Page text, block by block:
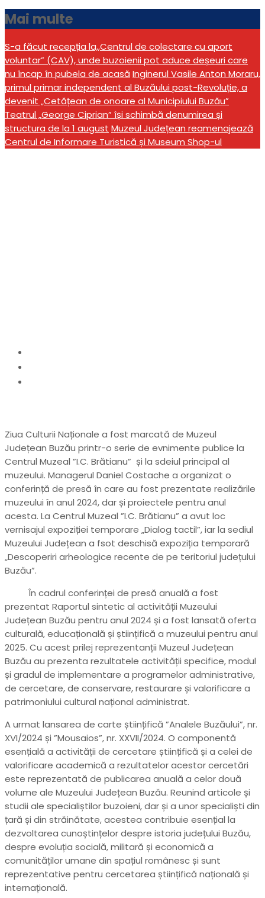
Mai multe
S-a făcut recepția la,,Centrul de colectare cu aport
voluntar” (CAV), unde buzoienii pot aduce deșeuri care
nu încap în pubela de acasă Inginerul Vasile Anton Moraru,
primul primar independent al Buzăului post-Revoluție, a
devenit „Cetățean de onoare al Municipiului Buzău”
Teatrul „George Ciprian” își schimbă denumirea și
structura de la 1 august Muzeul Județean reamenajează
Centrul de Informare Turistică și Museum Shop-ul
Ziua Culturii Naționale a fost marcată de Muzeul
Județean Buzău printr-o serie de evnimente publice la
Centrul Muzeal ”I.C. Brătianu” și la sdeiul principal al
muzeului. Managerul Daniel Costache a organizat o
conferință de presă în care au fost prezentate realizările
muzeului în anul 2024, dar și proiectele pentru anul
acesta. La Centrul Muzeal ”I.C. Brătianu” a avut loc
vernisajul expoziției temporare „Dialog tactil”, iar la sediul
Muzeului Județean a fsot deschisă expoziția temporară
„Descoperiri arheologice recente de pe teritoriul județului
Buzău”.
În cadrul conferinței de presă anuală a fost
prezentat Raportul sintetic al activității Muzeului
Județean Buzău pentru anul 2024 și a fost lansată oferta
culturală, educațională și științifică a muzeului pentru anul
2025. Cu acest prilej reprezentanții Muzeul Județean
Buzău au prezenta rezultatele activității specifice, modul
și gradul de implementare a programelor administrative,
de cercetare, de conservare, restaurare și valorificare a
patrimoniului cultural național administrat.
A urmat lansarea de carte științifică ”Analele Buzăului”, nr.
XVI/2024 și ”Mousaios”, nr. XXVII/2024. O componentă
esențială a activității de cercetare științifică și a celei de
valorificare academică a rezultatelor acestor cercetări
este reprezentată de publicarea anuală a celor două
volume ale Muzeului Județean Buzău. Reunind articole și
studii ale specialiștilor buzoieni, dar și a unor specialiști din
țară și din străinătate, acestea contribuie esențial la
dezvoltarea cunoștințelor despre istoria județului Buzău,
despre evoluția socială, militară și economică a
comunităților umane din spațiul românesc și sunt
reprezentative pentru cercetarea științifică națională și
internațională.